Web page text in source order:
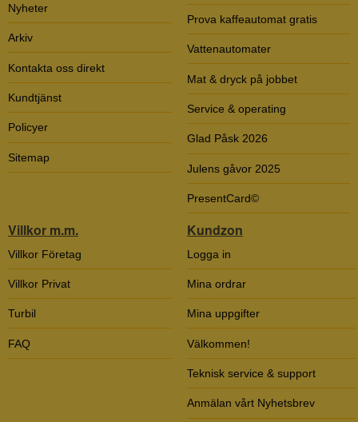
Nyheter
Arkiv
Kontakta oss direkt
Kundtjänst
Policyer
Sitemap
Prova kaffeautomat gratis
Vattenautomater
Mat & dryck på jobbet
Service & operating
Glad Påsk 2026
Julens gåvor 2025
PresentCard©
Villkor m.m.
Villkor Företag
Villkor Privat
Turbil
FAQ
Kundzon
Logga in
Mina ordrar
Mina uppgifter
Välkommen!
Teknisk service & support
Anmälan vårt Nyhetsbrev